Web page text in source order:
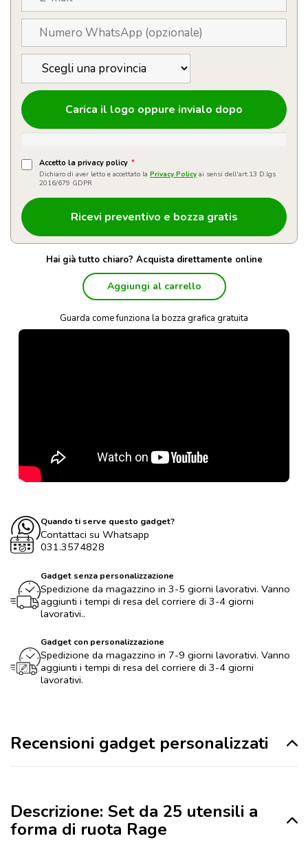
Carica il logo oppure invialo dopo
Accetto la privacy policy *
Dichiaro di aver letto e accettato la Privacy Policy ai sensi dell'art.13 D.lgs
2016/679 GDPR
Hai già tutto chiaro? Acquista direttamente online
Aggiungi al carrello
Guarda come funziona la bozza grafica gratuita
Quando ti serve questo gadget?
Contattaci su Whatsapp
031.3574828
Gadget senza personalizzazione
Spedizione da magazzino in 3-5 giorni lavorativi. Vanno
aggiunti i tempi di resa del corriere di 3-4 giorni
lavorativi..
Gadget con personalizzazione
Spedizione da magazzino in 7-9 giorni lavorativi. Vanno
aggiunti i tempi di resa del corriere di 3-4 giorni
lavorativi.
Recensioni gadget personalizzati
Descrizione: Set da 25 utensili a
forma di ruota Rage